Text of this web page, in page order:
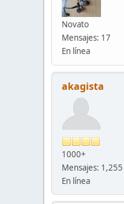
Novato
Mensajes: 17
En línea
akagista
1000+
Mensajes: 1,255
En línea